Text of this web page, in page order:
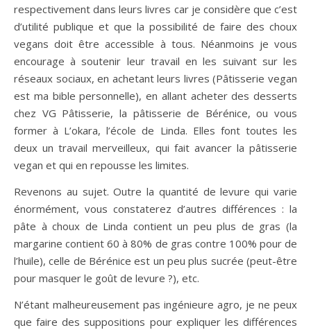
respectivement dans leurs livres car je considère que c’est
d’utilité publique et que la possibilité de faire des choux
vegans doit être accessible à tous. Néanmoins je vous
encourage à soutenir leur travail en les suivant sur les
réseaux sociaux, en achetant leurs livres (Pâtisserie vegan
est ma bible personnelle), en allant acheter des desserts
chez VG Pâtisserie, la pâtisserie de Bérénice, ou vous
former à L’okara, l’école de Linda. Elles font toutes les
deux un travail merveilleux, qui fait avancer la pâtisserie
vegan et qui en repousse les limites.
Revenons au sujet. Outre la quantité de levure qui varie
énormément, vous constaterez d’autres différences : la
pâte à choux de Linda contient un peu plus de gras (la
margarine contient 60 à 80% de gras contre 100% pour de
l’huile), celle de Bérénice est un peu plus sucrée (peut-être
pour masquer le goût de levure ?), etc.
N’étant malheureusement pas ingénieure agro, je ne peux
que faire des suppositions pour expliquer les différences